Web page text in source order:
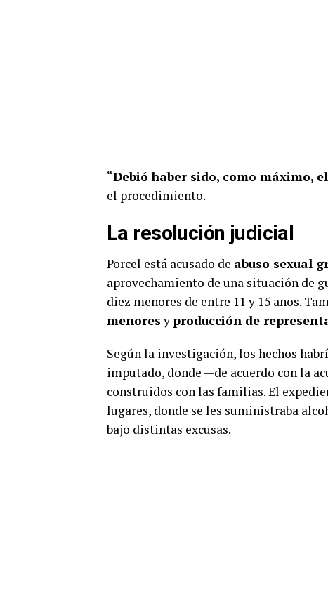
“Debió haber sido, como máximo,
el procedimiento.
La resolución judicial
Porcel está acusado de abuso sexual
aprovechamiento de una situación de
diez menores de entre 11 y 15 años.
menoresy producción de
Según la investigación, los hechos
imputado, donde —de acuerdo con la
construidos con las familias. El
lugares, donde se les suministraba
bajo distintas excusas.